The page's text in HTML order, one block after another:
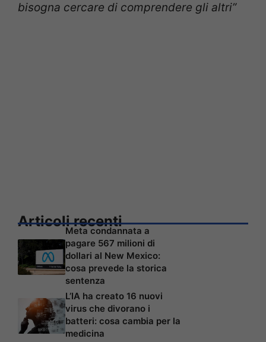
bisogna cercare di comprendere gli altri”
Articoli recenti
Meta condannata a
pagare 567 milioni di
dollari al New Mexico:
cosa prevede la storica
sentenza
L’IA ha creato 16 nuovi
virus che divorano i
batteri: cosa cambia per la
medicina